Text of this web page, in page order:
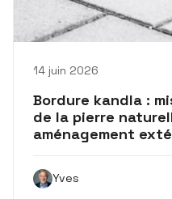
14 juin 2026
Bordure kandla :
de la pierre
aménagement
Yves